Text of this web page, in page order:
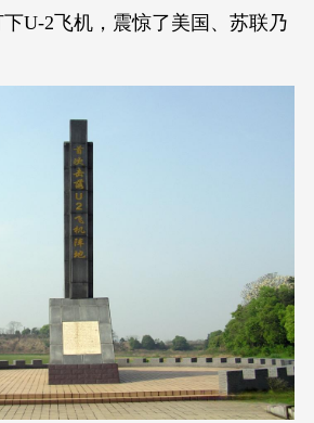
下U-2飞机，震惊了美国、苏联乃